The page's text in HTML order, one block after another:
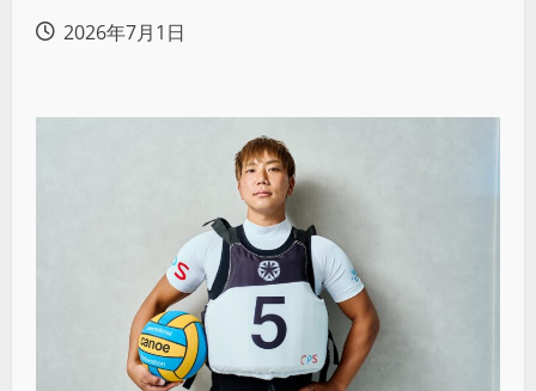
2026年7月1日